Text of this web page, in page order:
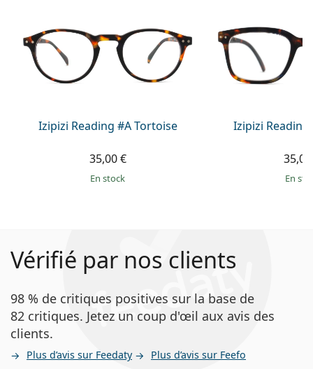
nettoyage:
Autres
Unisex
Marque:
Izipizi
Lecture
Reading #L Black
Izipizi Reading #A Tortoise
35,00 €
en stock
Izipizi
en
Vérifié par nos clients
98 % de critiques positives sur la base de
82 critiques. Jetez un coup d'œil aux avis des
clients.
Plus d’avis sur Feedaty Plus d’avis sur Feefo